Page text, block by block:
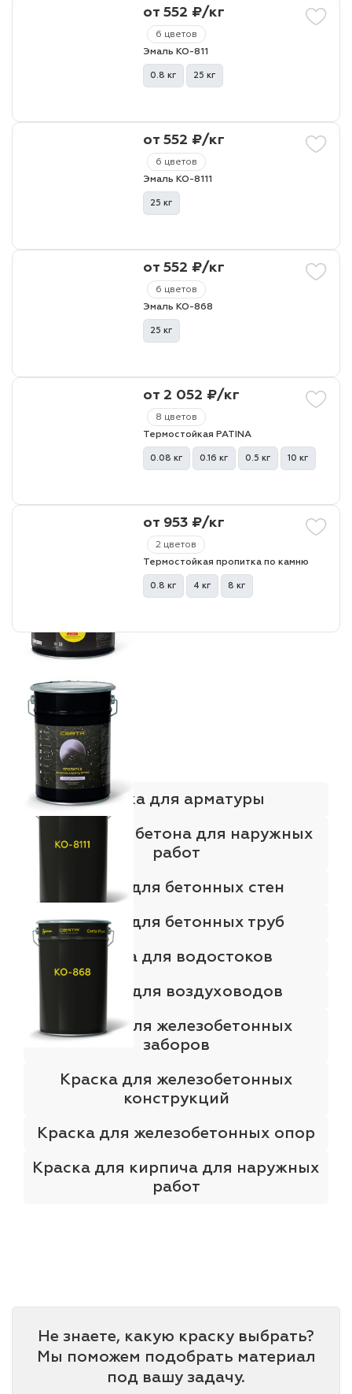
6 цветов
от 552 ₽/кг
Эмаль КО-811
0.8 кг 25 кг
6 цветов
от 552 ₽/кг
Эмаль КО-8111
25 кг
6 цветов
от 552 ₽/кг
Эмаль КО-868
25 кг
8 цветов
от 2 052 ₽/кг
Термостойкая PATINA
0.08 кг 0.16 кг 0.5 кг 10 кг
2 цветов
от 953 ₽/кг
Термостойкая пропитка по камню
0.8 кг 4 кг 8 кг
Краска для арматуры
Краска для бетона для наружных
работ
Краска для бетонных стен
Краска для бетонных труб
Краска для водостоков
Краска для воздуховодов
Краска для железобетонных
заборов
Краска для железобетонных
конструкций
Краска для железобетонных опор
Краска для кирпича для наружных
работ
Не знаете, какую краску выбрать?
Мы поможем подобрать материал
под вашу задачу.